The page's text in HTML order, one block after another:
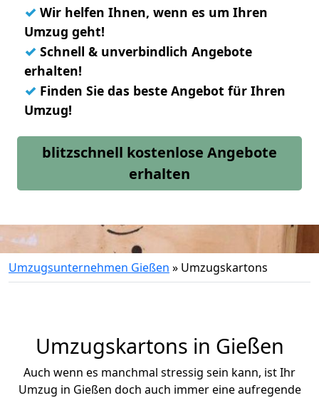
✓ Wir helfen Ihnen, wenn es um Ihren
Umzug geht!
✓ Schnell & unverbindlich Angebote
erhalten!
✓ Finden Sie das beste Angebot für Ihren
Umzug!
blitzschnell kostenlose Angebote
erhalten
Umzugsunternehmen Gießen » Umzugskartons
Umzugskartons in Gießen
Auch wenn es manchmal stressig sein kann, ist Ihr
Umzug in Gießen doch auch immer eine aufregende